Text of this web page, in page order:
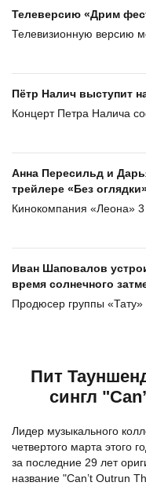
Телеверсию «Дрим
Телевизионную версию
Пётр Налич выступит
Концерт Петра Налича
Анна Пересильд и
трейлере «Без
Кинокомпания «Леона» 3
Иван Шаповалов
время солнечного
Продюсер группы
Пит
сингл
Лидер музыкального
четвертого марта этого
за последние 29 лет
название "Can’t Outrun